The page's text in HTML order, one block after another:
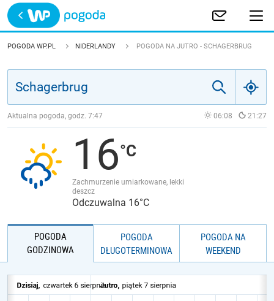
Trwa ładowanie
POLSKA
JAKOŚĆ POWIETRZA
POGODA WP.PL NIDERLANDY POGODA NA JUTRO - SCHAGERBRUG
Aktualna pogoda, godz. 7:47 06:08 21:27
16
Zachmurzenie umiarkowane, lekki
deszcz
Odczuwalna 16°C
POGODA
GODZINOWA
POGODA
DŁUGOTERMINOWA
POGODA NA
WEEKEND